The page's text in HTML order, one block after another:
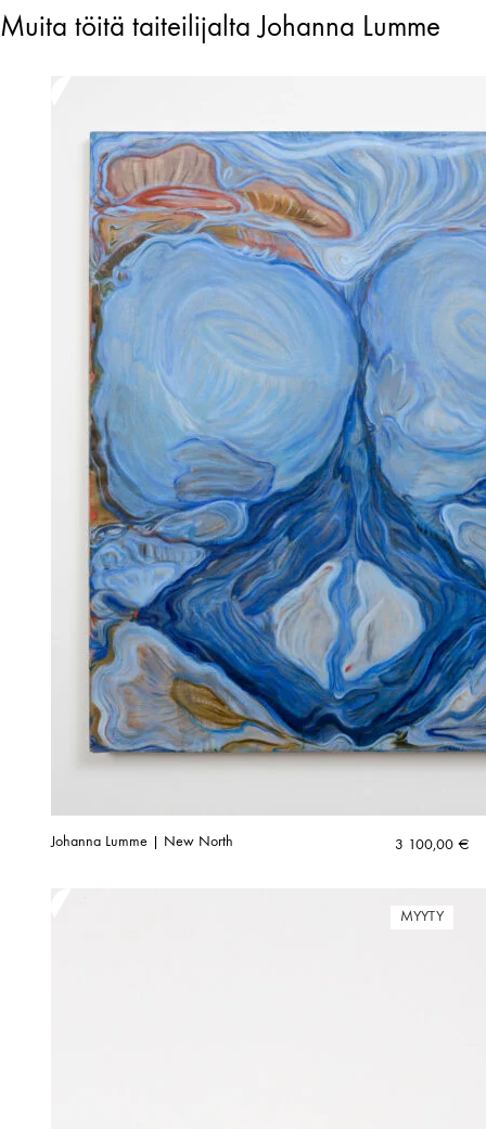
Muita töitä taiteilijalta Johanna Lumme
Johanna Lumme | New North 3 100,00 €
MYYTY